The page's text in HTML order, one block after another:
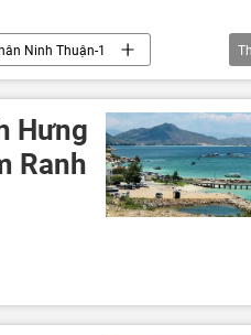
Ninh Thuận-1
công an
Hưng
Ranh